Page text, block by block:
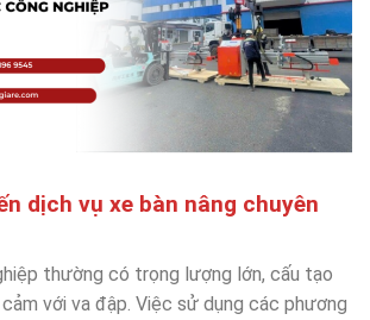
dịch vụ xe bàn nâng chuyên
thường có trọng lượng lớn, cấu tạo
với va đập. Việc sử dụng các phương